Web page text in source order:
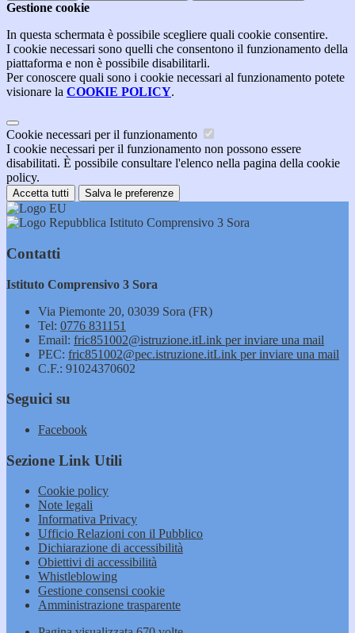
Gestione cookie
In questa schermata è possibile scegliere quali cookie consentire.
I cookie necessari sono quelli che consentono il funzionamento della
piattaforma e non è possibile disabilitarli.
Per conoscere quali sono i cookie necessari al funzionamento potete
visionare la COOKIE POLICY.
Cookie necessari per il funzionamento
I cookie necessari per il funzionamento non possono essere
disabilitati. È possibile consultare l'elenco nella pagina della cookie
policy.
Accetta tutti Salva le preferenze
Istituto Comprensivo 3 Sora
Contatti
Istituto Comprensivo 3 Sora
Via Piemonte 20, 03039 Sora (FR)
Tel: 0776 831151
Email: fric851002@istruzione.itLink per inviare una mail
PEC: fric851002@pec.istruzione.itLink per inviare una mail
C.F.: 91024370602
Seguici su
Facebook
Sezione Link Utili
Cookie policy
Note legali
Informativa Privacy
Ufficio Relazioni con il Pubblico
Dichiarazione di accessibilità
Obiettivi di accessibilità
Whistleblowing
Gestione consensi cookie
Amministrazione trasparente